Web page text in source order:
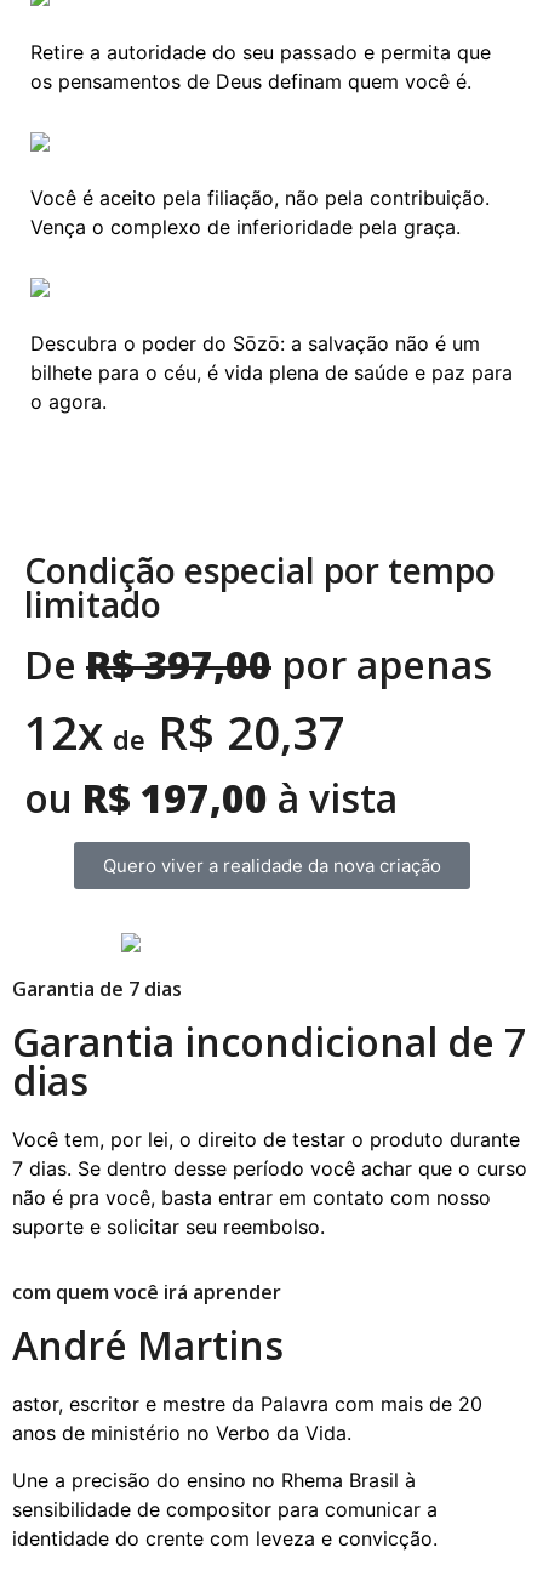
Retire a autoridade do seu passado e permita que
os pensamentos de Deus definam quem você é.
Você é aceito pela filiação, não pela contribuição.
Vença o complexo de inferioridade pela graça.
Descubra o poder do Sōzō: a salvação não é um
bilhete para o céu, é vida plena de saúde e paz para
o agora.
Condição especial por tempo
limitado
De R$ 397,00 por apenas
12x de R$ 20,37
ou R$ 197,00 à vista
Quero viver a realidade da nova criação
Garantia de 7 dias
Garantia incondicional de 7
dias
Você tem, por lei, o direito de testar o produto durante
7 dias. Se dentro desse período você achar que o curso
não é pra você, basta entrar em contato com nosso
suporte e solicitar seu reembolso.
com quem você irá aprender
André Martins
astor, escritor e mestre da Palavra com mais de 20
anos de ministério no Verbo da Vida.
Une a precisão do ensino no Rhema Brasil à
sensibilidade de compositor para comunicar a
identidade do crente com leveza e convicção.